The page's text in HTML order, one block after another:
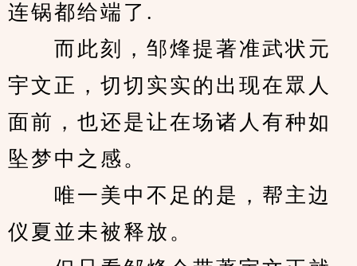
连锅都给端了.
而此刻，邹烽提著准武状元
宇文正，切切实实的出现在眾人
面前，也还是让在场诸人有种如
坠梦中之感。
唯一美中不足的是，帮主边
仪夏並未被释放。